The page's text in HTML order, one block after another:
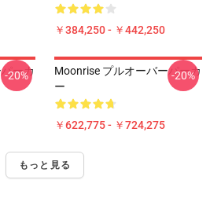
￥384,250 - ￥442,250
ーカ
-20%
Moonrise プルオーバーパーカ
ー
￥622,775 - ￥724,275
-20%
もっと見る